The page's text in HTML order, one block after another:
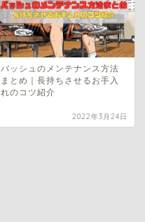
バッシュのメンテナンス方法
まとめ｜長持ちさせるお手入
れのコツ紹介
2022年3月24日